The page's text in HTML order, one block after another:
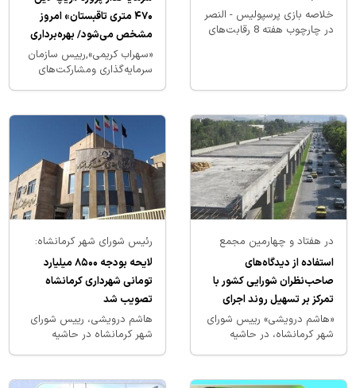
خلاصه بازی پرسپولیس - النصر
در چارچوب هفته 8 رقابت‌های
۴۷۰ متری تاقبستان» امروز
مشخص می‌شود/ بهره‌برداری
طی سه تا پنج ماه آینده
«سهراب کریمی»,رییس سازمان
سرمایه‌گذاری و‌مشارکت‌های
گفت: عصر…
در هفتاد و‌ چهارمین مجمع
مشورتی شوراها به میزبانی
کرمانشاه دنبال خواهد شد؛
استفاده از دیدگاه‌های
صاحب‌نظران شورایی کشور با
تمرکز بر تسهیل روند اجرای
قطار‌شهری
«هاشم درویشی» رییس شورای
شهر کرمانشاه، در حاشیه
چهارمین مجمع مشورتی…
رئیس شورای شهر کرمانشاه:
لایحه بودجه ۸۵۰۰ میلیارد
تومانی شهرداری کرمانشاه
تصویب شد
هاشم درویشی، رییس شورای
شهر کرمانشاه در حاشیه
امروز (۲۹ بهمن) برگزار شد…